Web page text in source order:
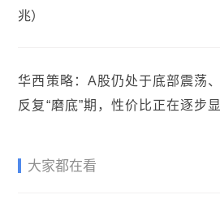
兆）
华西策略：A股仍处于底部震荡、
反复“磨底”期，性价比正在逐步显
大家都在看